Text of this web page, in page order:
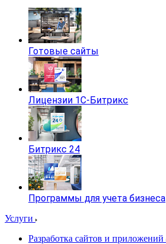
Готовые сайты
Лицензии 1С-Битрикс
Битрикс 24
Программы для учета бизнеса
Услуги
Разработка сайтов и приложений